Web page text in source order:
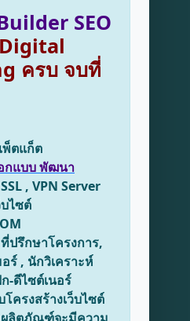
SEO
Digital
ครบ จบที่
พ็ตแก็ต
กแบบ พัฒนา
, VPN Server
ไซต์
ปรึกษาโครงการ,
ร์ , นักวิเคราะห์
-ดีไซต์เนอร์
ครงสร้างเว็บไซต์